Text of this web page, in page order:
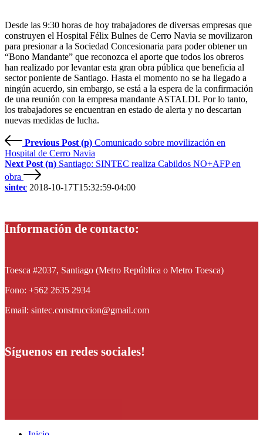
Desde las 9:30 horas de hoy trabajadores de diversas empresas que
construyen el Hospital Félix Bulnes de Cerro Navia se movilizaron
para presionar a la Sociedad Concesionaria para poder obtener un
“Bono Mandante” que reconozca el aporte que todos los obreros
han realizado por levantar esta gran obra pública que beneficia al
sector poniente de Santiago. Hasta el momento no se ha llegado a
ningún acuerdo, sin embargo, se está a la espera de la confirmación
de una reunión con la empresa mandante ASTALDI. Por lo tanto,
los trabajadores se encuentran en estado de alerta y no descartan
nuevas medidas de lucha.
Previous Post (p) Comunicado sobre movilización en
Hospital de Cerro Navia
Next Post (n) Santiago: SINTEC realiza Cabildos NO+AFP en
obra
sintec 2018-10-17T15:32:59-04:00
Información de contacto:
Toesca #2037, Santiago (Metro República o Metro Toesca)
Fono: +562 2635 2934
Email: sintec.construccion@gmail.com
Síguenos en redes sociales!